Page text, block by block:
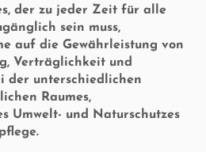
der zu jeder Zeit für alle
sein muss,
auf die Gewährleistung von
Verträglichkeit und
der unterschiedlichen
Raumes,
Umwelt- und Naturschutzes